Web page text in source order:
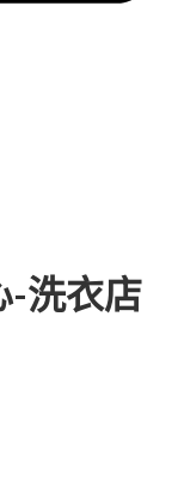
-洗衣店